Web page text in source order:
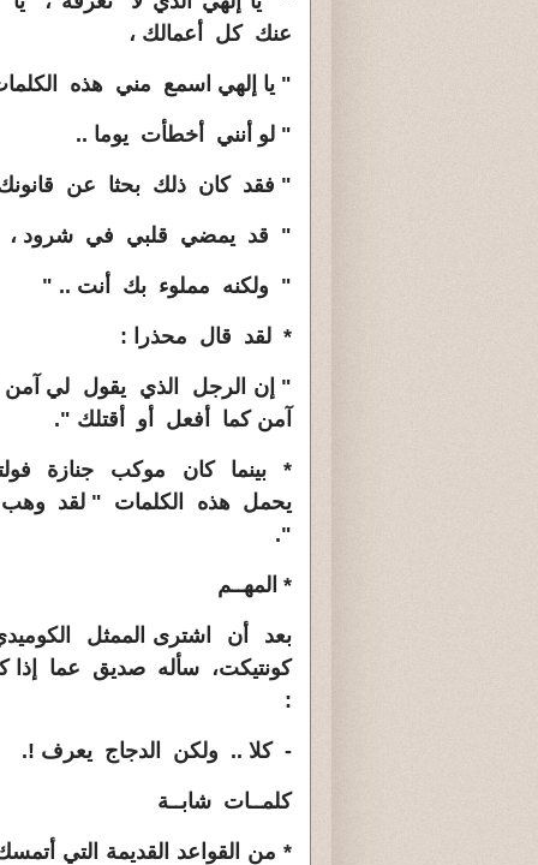
عنك كل أعمالك ،
" يا إلهي اسمع مني هذه
" لو أنني أخطأت يوما ..
" فقد كان ذلك بحثا عن
" قد يمضي قلبي في شرود ،
" ولكنه مملوء بك أنت .. "
* لقد قال محذرا :
" إن الرجل الذي يقول لي آمن
آمن كما أفعل أو أقتلك ".
* بينما كان موكب جنازة
يحمل هذه الكلمات " لقد وهب
".
* المهــم
بعد أن اشترى الممثل
كونتيكت، سأله صديق عما
:
- كلا .. ولكن الدجاج يعرف !
.
كلمــات شابــة
* من القواعد القديمة التي